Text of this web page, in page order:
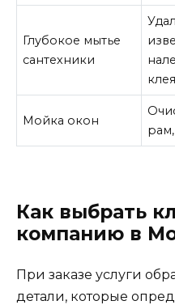
Глубокое мытье
сантехники
клея
Мойка окон
Как выбрать
компанию в
При заказе услуги
детали, которые